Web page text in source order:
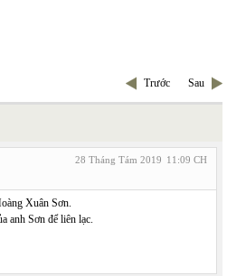
Trước Sau
28 Tháng Tám 2019 11:09 CH
Xuân Sơn.
anh Sơn để liên lạc.